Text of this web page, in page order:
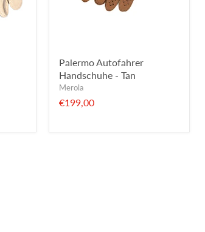
Palermo Autofahrer
Handschuhe - Tan
Merola
€199,00